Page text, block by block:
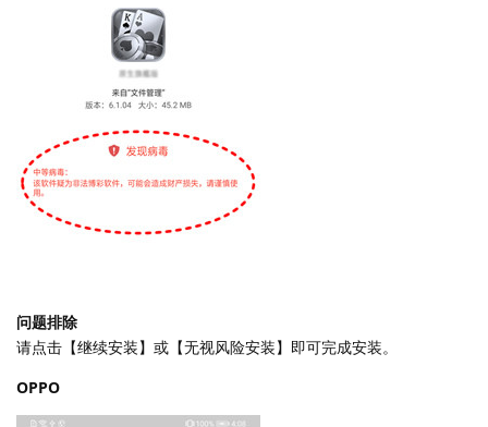
问题排除
请点击【继续安装】或【无视风险安装】即可完成安装。
OPPO